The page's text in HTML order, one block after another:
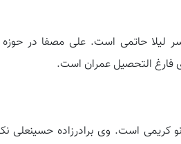
متولد ۱۱ آذر ۱۳۴۵ است.همسر لیلا حاتمی است. علی
فارغ التحصیل عمران است.
کریمی است. وی برادرزاده حسینعلی